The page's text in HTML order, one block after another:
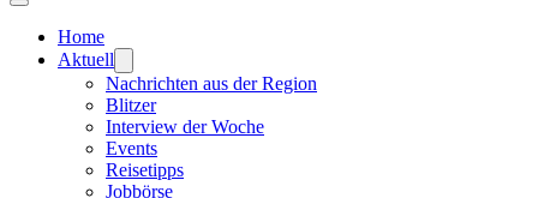
Home
Aktuell
Nachrichten aus der Region
Blitzer
Interview der Woche
Events
Reisetipps
Jobbörse